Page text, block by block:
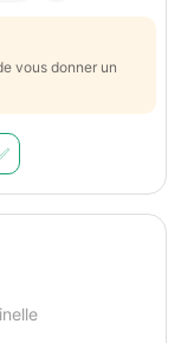
vous donner un